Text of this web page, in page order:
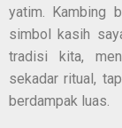
yatim. Kambing
simbol kasih
tradisi kita,
sekadar ritual,
berdampak luas.